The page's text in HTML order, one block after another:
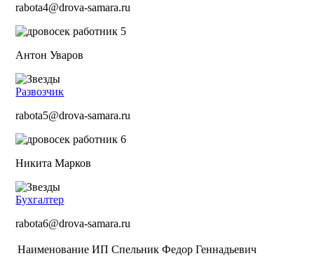
rabota4@drova-samara.ru
Антон Уваров
Развозчик
rabota5@drova-samara.ru
Никита Марков
Бухгалтер
rabota6@drova-samara.ru
Наименование ИП Спельник Федор Геннадьевич